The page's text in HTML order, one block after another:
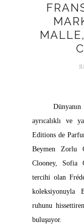
Dünyanın en
ayrıcalıklı ve
Editions de
Beymen Zorlu
Clooney, Sofia
tercihi olan
koleksiyonuyla
ruhunu
buluşuyor.